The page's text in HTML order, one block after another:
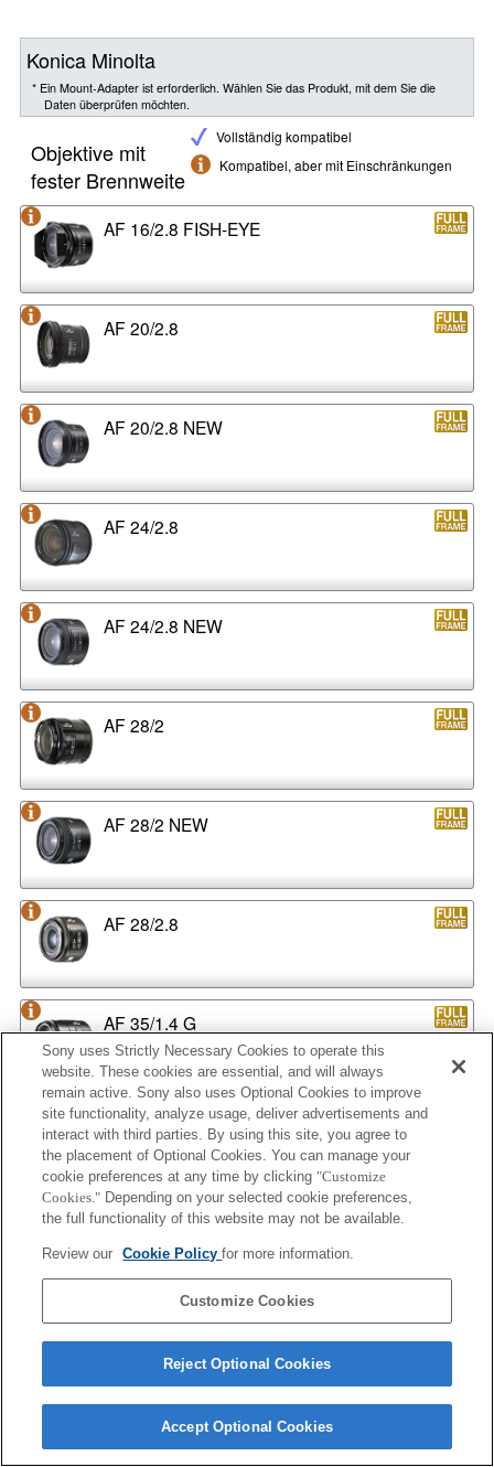
Konica Minolta
* Ein Mount-Adapter ist erforderlich. Wählen Sie das Produkt, mit dem Sie die
Daten überprüfen möchten.
Vollständig kompatibel
Kompatibel, aber mit Einschränkungen
Objektive mit
fester Brennweite
AF 16/2.8 FISH-EYE
AF 20/2.8
AF 20/2.8 NEW
AF 24/2.8
AF 24/2.8 NEW
AF 28/2
AF 28/2 NEW
AF 28/2.8
AF 35/1.4 G
AF 35/1.4 G NEW
AF 35/2
AF 35/2 NEW
AF 50/1.4
Sony uses Strictly Necessary Cookies to operate this
website. These cookies are essential, and will always
remain active. Sony also uses Optional Cookies to improve
site functionality, analyze usage, deliver advertisements and
interact with third parties. By using this site, you agree to
the placement of Optional Cookies. You can manage your
cookie preferences at any time by clicking "Customize
Cookies." Depending on your selected cookie preferences,
the full functionality of this website may not be available.
Review our Cookie Policyfor more information.
Customize Cookies
Reject Optional Cookies
Accept Optional Cookies